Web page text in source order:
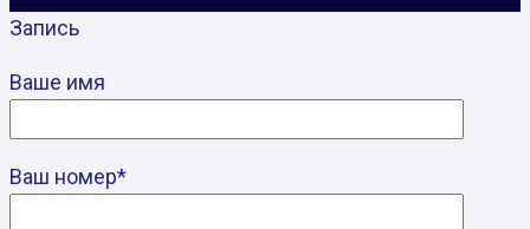
Запись
Ваше имя
Ваш номер*